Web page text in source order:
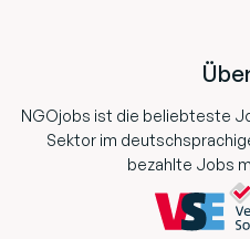
NGOjobs ist die beliebteste
Sektor im
bezahlte Jobs